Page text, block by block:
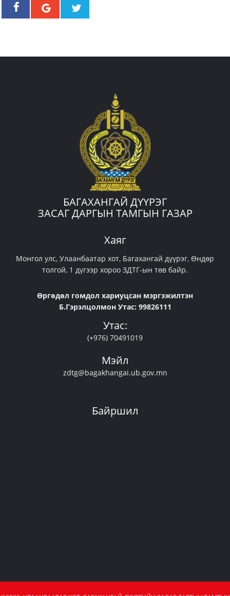
БАГАХАНГАЙ ДҮҮРЭГ
ЗАСАГ ДАРГЫН ТАМГЫН ГАЗАР
Хаяг
Монгол улс, Улаанбаатар хот, Багахангай дүүрэг, Өндөр
толгой, 1 дүгээр хороо ЗДТГ-ын төв байр.
Өргөдөл гомдол хариуцсан мэргэжилтэн
Б.Гэрэлцолмон Утас: 99826111
Утас:
(+976) 70491019
Мэйл
zdtg@bagakhangai.ub.gov.mn
Байршил